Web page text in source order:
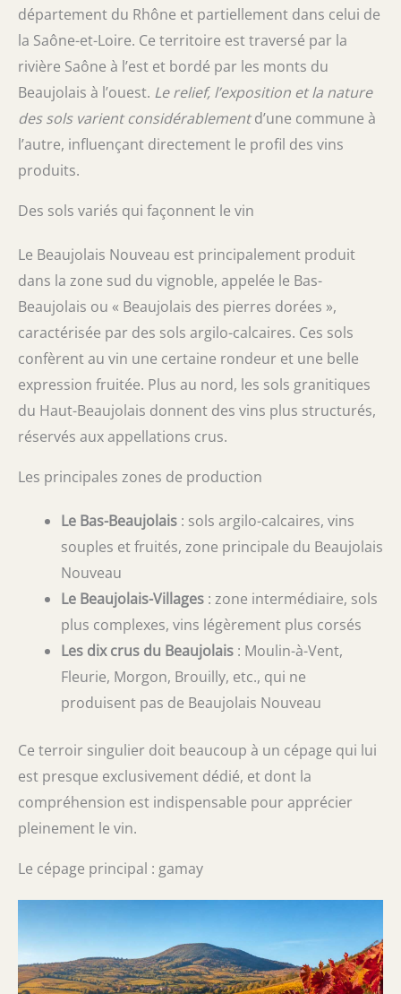
département du Rhône et partiellement dans celui de
la Saône-et-Loire. Ce territoire est traversé par la
rivière Saône à l’est et bordé par les monts du
Beaujolais à l’ouest. Le relief, l’exposition et la nature
des sols varient considérablementd’une commune à
l’autre, influençant directement le profil des vins
produits.
Des sols variés qui façonnent le vin
Le Beaujolais Nouveau est principalement produit
dans la zone sud du vignoble, appelée le Bas-
Beaujolais ou « Beaujolais des pierres dorées »,
caractérisée par des sols argilo-calcaires. Ces sols
confèrent au vin une certaine rondeur et une belle
expression fruitée. Plus au nord, les sols granitiques
du Haut-Beaujolais donnent des vins plus structurés,
réservés aux appellations crus.
Les principales zones de production
Le Bas-Beaujolais : sols argilo-calcaires, vins
souples et fruités, zone principale du Beaujolais
Nouveau
Le Beaujolais-Villages : zone intermédiaire, sols
plus complexes, vins légèrement plus corsés
Les dix crus du Beaujolais : Moulin-à-Vent,
Fleurie, Morgon, Brouilly, etc., qui ne
produisent pas de Beaujolais Nouveau
Ce terroir singulier doit beaucoup à un cépage qui lui
est presque exclusivement dédié, et dont la
compréhension est indispensable pour apprécier
pleinement le vin.
Le cépage principal : gamay